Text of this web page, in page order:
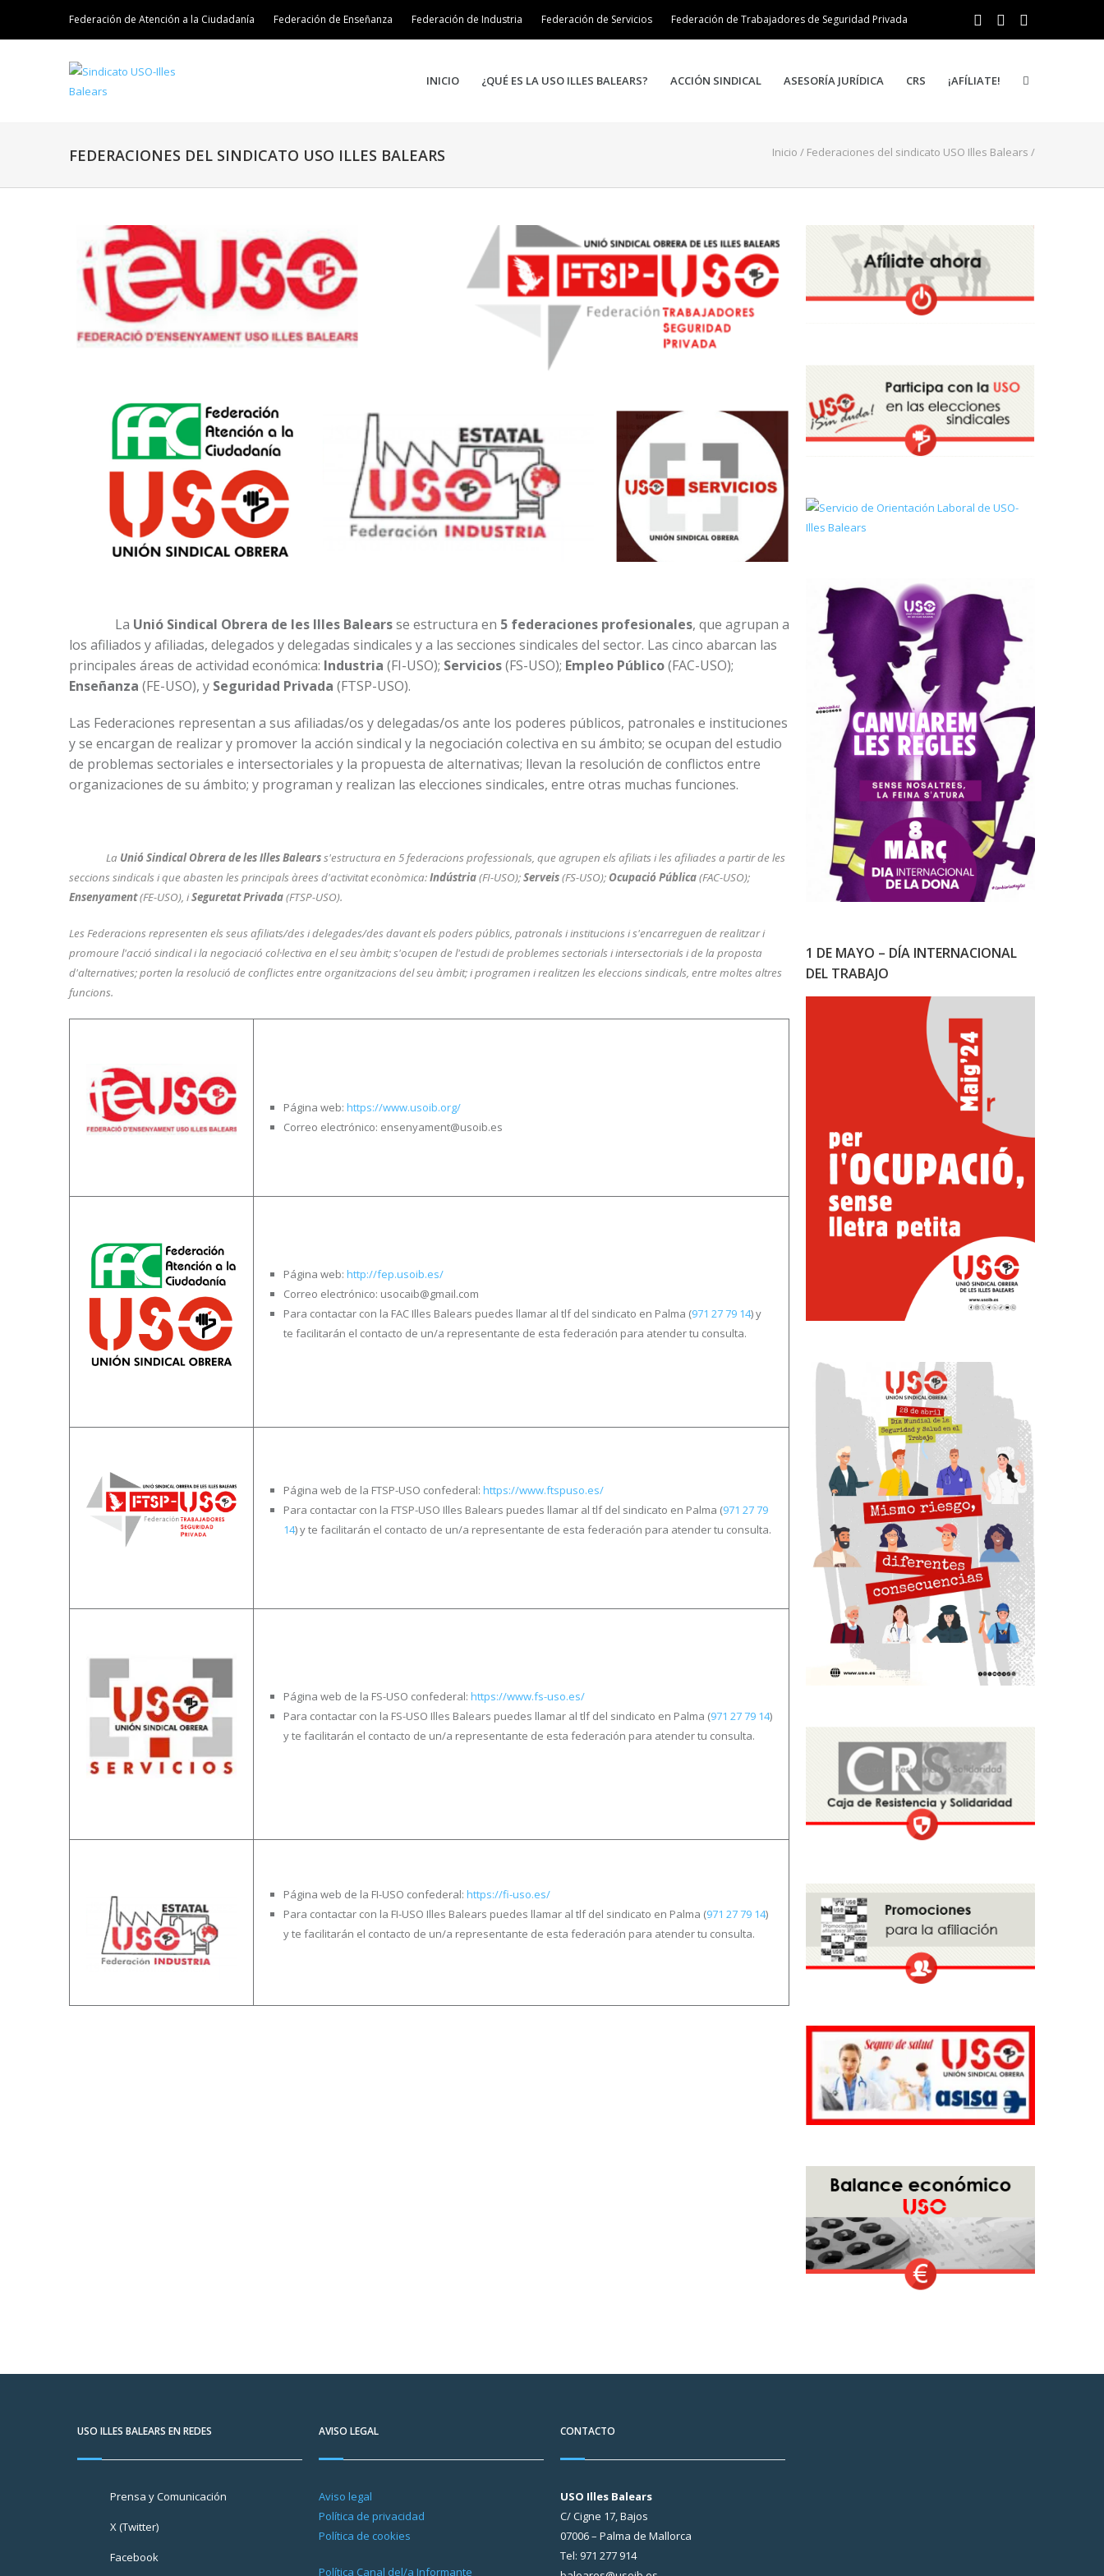
Federación de Atención a la Ciudadanía Federación de Enseñanza Federación de Industria Federación de Servicios Federación de Trabajadores de Seguridad Privada
INICIO ¿QUÉ ES LA USO ILLES BALEARS? ACCIÓN SINDICAL ASESORÍA JURÍDICA CRS ¡AFÍLIATE!
FEDERACIONES DEL SINDICATO USO ILLES BALEARS Inicio / Federaciones del sindicato USO Illes Balears /
La Unió Sindical Obrera de les Illes Balearsse estructura en 5 federaciones profesionales, que agrupan a
los afiliados y afiliadas, delegados y delegadas sindicales y a las secciones sindicales del sector. Las cinco abarcan las
principales áreas de actividad económica: Industria (FI-USO); Servicios(FS-USO); Empleo Público(FAC-USO);
Enseñanza (FE-USO), y Seguridad Privada (FTSP-USO).
Las Federaciones representan a sus afiliadas/os y delegadas/os ante los poderes públicos, patronales e instituciones
y se encargan de realizar y promover la acción sindical y la negociación colectiva en su ámbito; se ocupan del estudio
de problemas sectoriales e intersectoriales y la propuesta de alternativas; llevan la resolución de conflictos entre
organizaciones de su ámbito; y programan y realizan las elecciones sindicales, entre otras muchas funciones.
La Unió Sindical Obrera de les Illes Balearss'estructura en 5 federacions professionals, que agrupen els afiliats i les afiliades a partir de les
seccions sindicals i que abasten les principals àrees d'activitat econòmica:Indústria(FI-USO);Serveis(FS-USO); Ocupació Pública(FAC-USO);
Ensenyament(FE-USO), iSeguretat Privada(FTSP-USO).
Les Federacions representen els seus afiliats/des i delegades/des davant els poders públics, patronals i institucions i s'encarreguen de realitzar i
promoure l'acció sindical i la negociació col·lectiva en el seu àmbit; s'ocupen de l'estudi de problemes sectorials i intersectorials i de la proposta
d'alternatives; porten la resolució de conflictes entre organitzacions del seu àmbit; i programen i realitzen les eleccions sindicals, entre moltes altres
funcions.
Página web: https://www.usoib.org/
Correo electrónico: ensenyament@usoib.es
Página web: http://fep.usoib.es/
Correo electrónico: usocaib@gmail.com
Para contactar con la FAC Illes Balears puedes llamar al tlf del sindicato en Palma (971 27 79 14) y
te facilitarán el contacto de un/a representante de esta federación para atender tu consulta.
Página web de la FTSP-USO confederal: https://www.ftspuso.es/
Para contactar con la FTSP-USO Illes Balears puedes llamar al tlf del sindicato en Palma (971 27 79
14) y te facilitarán el contacto de un/a representante de esta federación para atender tu consulta.
Página web de la FS-USO confederal: https://www.fs-uso.es/
Para contactar con la FS-USO Illes Balears puedes llamar al tlf del sindicato en Palma (971 27 79 14)
y te facilitarán el contacto de un/a representante de esta federación para atender tu consulta.
Página web de la FI-USO confederal: https://fi-uso.es/
Para contactar con la FI-USO Illes Balears puedes llamar al tlf del sindicato en Palma (971 27 79 14)
y te facilitarán el contacto de un/a representante de esta federación para atender tu consulta.
1 DE MAYO – DÍA INTERNACIONAL
DEL TRABAJO
USO ILLES BALEARS EN REDES
Prensa y Comunicación
X (Twitter)
Facebook
AVISO LEGAL
Aviso legal
Política de privacidad
Política de cookies
Política Canal del/a Informante
CONTACTO
USO Illes Balears
C/ Cigne 17, Bajos
07006 – Palma de Mallorca
Tel: 971 277 914